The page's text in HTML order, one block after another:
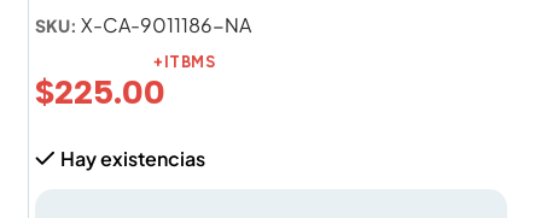
SKU: X-CA-9011186-NA
$225.00
+ITBMS
Hay existencias